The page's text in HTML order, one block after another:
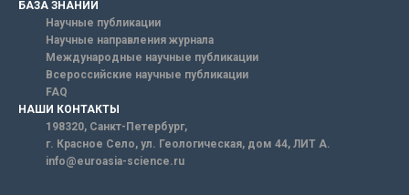
БАЗА ЗНАНИЙ
Научные публикации
Научные направления журнала
Международные научные публикации
Всероссийские научные публикации
FAQ
НАШИ КОНТАКТЫ
198320, Санкт-Петербург,
г. Красное Село, ул. Геологическая, дом 44, ЛИТ А.
info@euroasia-science.ru